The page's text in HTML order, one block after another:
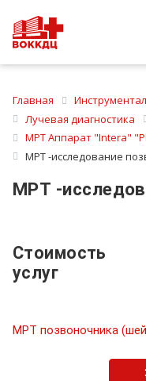
Главная
Лучевая диагностика
МРТ Аппарат "Intera"
МРТ -исследование
МРТ -
Стоимость
услуг
МРТ позвоночника